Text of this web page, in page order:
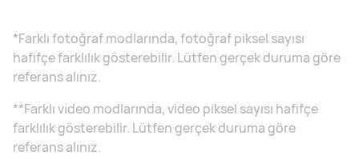
*Farklı fotoğraf modlarında, fotoğraf piksel sayısı
hafifçe farklılık gösterebilir. Lütfen gerçek duruma göre
referans alınız.
**Farklı video modlarında, video piksel sayısı hafifçe
farklılık gösterebilir. Lütfen gerçek duruma göre
referans alınız.